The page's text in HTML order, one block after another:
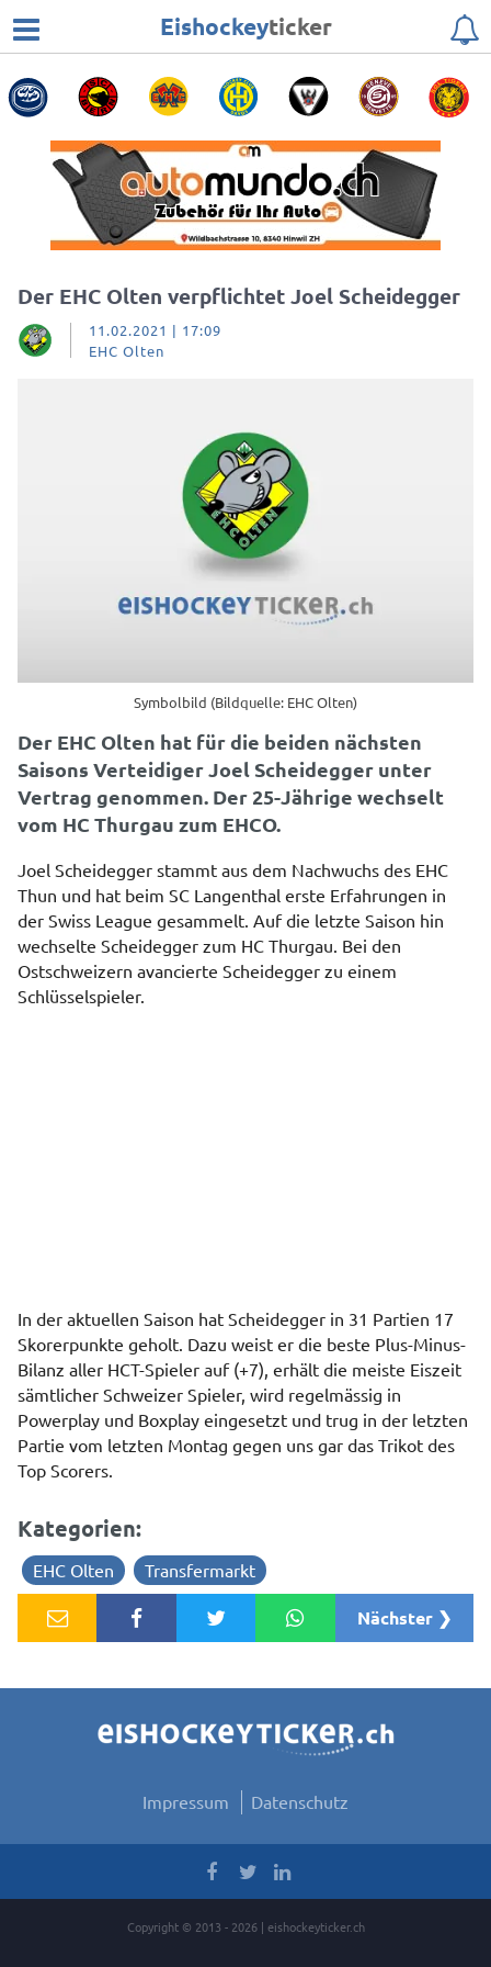
Eishockeyticker
Der EHC Olten verpflichtet Joel Scheidegger
11.02.2021 | 17:09
EHC Olten
Symbolbild (Bildquelle: EHC Olten)
Der EHC Olten hat für die beiden nächsten
Saisons Verteidiger Joel Scheidegger unter
Vertrag genommen. Der 25-Jährige wechselt
vom HC Thurgau zum EHCO.
Joel Scheidegger stammt aus dem Nachwuchs des EHC
Thun und hat beim SC Langenthal erste Erfahrungen in
der Swiss League gesammelt. Auf die letzte Saison hin
wechselte Scheidegger zum HC Thurgau. Bei den
Ostschweizern avancierte Scheidegger zu einem
Schlüsselspieler.
In der aktuellen Saison hat Scheidegger in 31 Partien 17
Skorerpunkte geholt. Dazu weist er die beste Plus-Minus-
Bilanz aller HCT-Spieler auf (+7), erhält die meiste Eiszeit
sämtlicher Schweizer Spieler, wird regelmässig in
Powerplay und Boxplay eingesetzt und trug in der letzten
Partie vom letzten Montag gegen uns gar das Trikot des
Top Scorers.
Kategorien:
EHC Olten Transfermarkt
Nächster ❯
Impressum Datenschutz
Copyright © 2013 - 2026 | eishockeyticker.ch